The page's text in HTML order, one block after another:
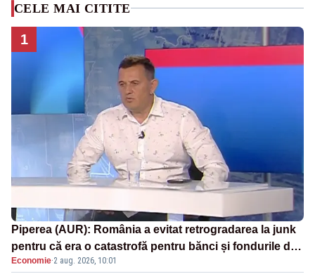
CELE MAI CITITE
1
Piperea (AUR): România a evitat retrogradarea la junk
pentru că era o catastrofă pentru bănci și fondurile de
pensii
Economie·2 aug. 2026, 10:01